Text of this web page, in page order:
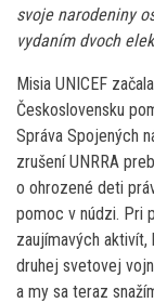
svoje narodeniny
vydaním dvoch
Misia UNICEF
Československu
Správa Spojených
zrušení UNRRA
o ohrozené deti
pomoc v núdzi. Pri
zaujímavých aktivít,
druhej svetovej
a my sa teraz